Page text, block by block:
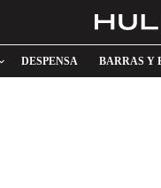
DESPENSA BARRAS Y